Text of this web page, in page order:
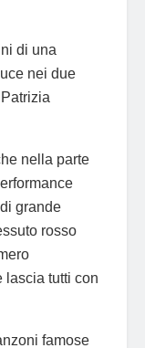
di una
nei due
nella parte
grande
rosso
lascia tutti con
famose